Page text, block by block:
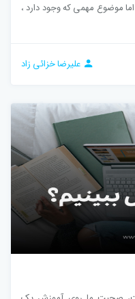
موضوع مهمی که وجود دارد ،
علیرضا خزائی زاد